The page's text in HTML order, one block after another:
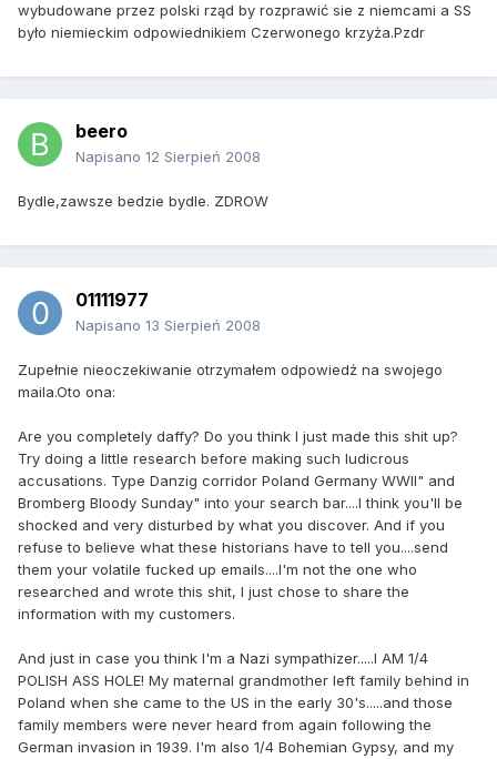
wybudowane przez polski rząd by rozprawić sie z niemcami a SS
było niemieckim odpowiednikiem Czerwonego krzyża.Pzdr
beero
Napisano 12 Sierpień 2008
Bydle,zawsze bedzie bydle. ZDROW
01111977
Napisano 13 Sierpień 2008
Zupełnie nieoczekiwanie otrzymałem odpowiedż na swojego
maila.Oto ona:
Are you completely daffy? Do you think I just made this shit up?
Try doing a little research before making such ludicrous
accusations. Type Danzig corridor Poland Germany WWII" and
Bromberg Bloody Sunday" into your search bar....I think you'll be
shocked and very disturbed by what you discover. And if you
refuse to believe what these historians have to tell you....send
them your volatile fucked up emails....I'm not the one who
researched and wrote this shit, I just chose to share the
information with my customers.
And just in case you think I'm a Nazi sympathizer.....I AM 1/4
POLISH ASS HOLE! My maternal grandmother left family behind in
Poland when she came to the US in the early 30's.....and those
family members were never heard from again following the
German invasion in 1939. I'm also 1/4 Bohemian Gypsy, and my